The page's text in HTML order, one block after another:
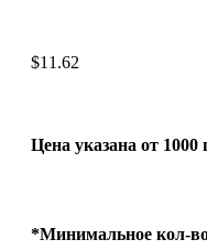
$11.62
Цена указана от 1000
*Минимальное кол-